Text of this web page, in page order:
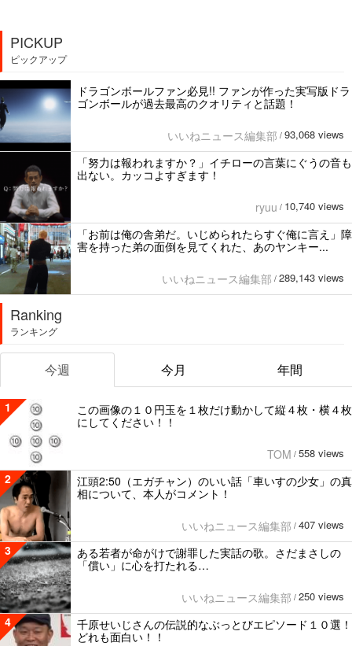
PICKUP
ピックアップ
ドラゴンボールファン必見!! ファンが作った実写版ドラ
ゴンボールが過去最高のクオリティと話題！
いいねニュース編集部 / 93,068 views
「努力は報われますか？」イチローの言葉にぐうの音も
出ない。カッコよすぎます！
ryuu / 10,740 views
「お前は俺の舎弟だ。いじめられたらすぐ俺に言え」障
害を持った弟の面倒を見てくれた、あのヤンキー...
いいねニュース編集部 / 289,143 views
Ranking
ランキング
今週 今月 年間
1
この画像の１０円玉を１枚だけ動かして縦４枚・横４枚
にしてください！！
TOM / 558 views
2
江頭2:50（エガチャン）のいい話「車いすの少女」の真
相について、本人がコメント！
いいねニュース編集部 / 407 views
3
ある若者が命がけで謝罪した実話の歌。さだまさしの
「償い」に心を打たれる…
いいねニュース編集部 / 250 views
4
千原せいじさんの伝説的なぶっとびエピソード１０選！
どれも面白い！！